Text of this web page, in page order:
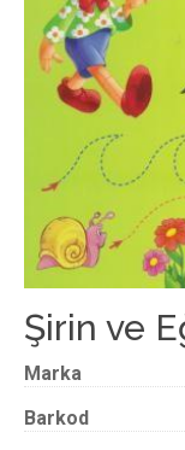
Şirin ve
Marka
Barkod